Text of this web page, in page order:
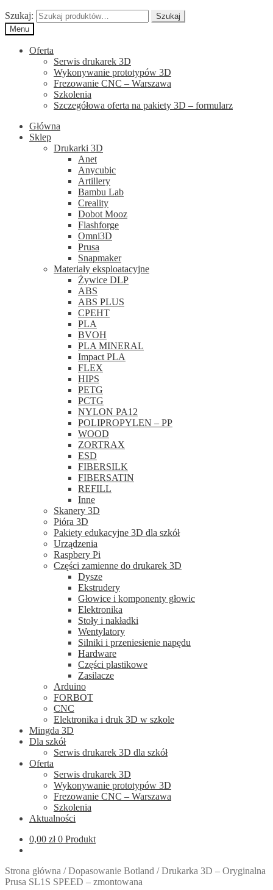
Szukaj:
Szukaj
Menu
Oferta
Serwis drukarek 3D
Wykonywanie prototypów 3D
Frezowanie CNC – Warszawa
Szkolenia
Szczegółowa oferta na pakiety 3D – formularz
Główna
Sklep
Drukarki 3D
Anet
Anycubic
Artillery
Bambu Lab
Creality
Dobot Mooz
Flashforge
Omni3D
Prusa
Snapmaker
Materiały eksploatacyjne
Żywice DLP
ABS
ABS PLUS
CPEHT
PLA
BVOH
PLA MINERAL
Impact PLA
FLEX
HIPS
PETG
PCTG
NYLON PA12
POLIPROPYLEN – PP
WOOD
ZORTRAX
ESD
FIBERSILK
FIBERSATIN
REFILL
Inne
Skanery 3D
Pióra 3D
Pakiety edukacyjne 3D dla szkół
Urządzenia
Raspbery Pi
Części zamienne do drukarek 3D
Dysze
Ekstrudery
Głowice i komponenty głowic
Elektronika
Stoły i nakładki
Wentylatory
Silniki i przeniesienie napędu
Hardware
Części plastikowe
Zasilacze
Arduino
FORBOT
CNC
Elektronika i druk 3D w szkole
Mingda 3D
Dla szkół
Serwis drukarek 3D dla szkół
Oferta
Serwis drukarek 3D
Wykonywanie prototypów 3D
Frezowanie CNC – Warszawa
Szkolenia
Aktualności
0,00 zł 0 Produkt
Strona główna /Dopasowanie Botland /Drukarka 3D – Oryginalna
Prusa SL1S SPEED – zmontowana